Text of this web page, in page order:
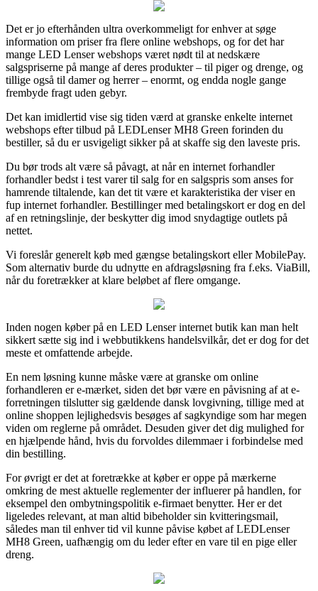
Det er jo efterhånden ultra overkommeligt for enhver at søge
information om priser fra flere online webshops, og for det har
mange LED Lenser webshops været nødt til at nedskære
salgspriserne på mange af deres produkter – til piger og drenge, og
tillige også til damer og herrer – enormt, og endda nogle gange
frembyde fragt uden gebyr.
Det kan imidlertid vise sig tiden værd at granske enkelte internet
webshops efter tilbud på LEDLenser MH8 Green forinden du
bestiller, så du er usvigeligt sikker på at skaffe sig den laveste pris.
Du bør trods alt være så påvagt, at når en internet forhandler
forhandler bedst i test varer til salg for en salgspris som anses for
hamrende tiltalende, kan det tit være et karakteristika der viser en
fup internet forhandler. Bestillinger med betalingskort er dog en del
af en retningslinje, der beskytter dig imod snydagtige outlets på
nettet.
Vi foreslår generelt køb med gængse betalingskort eller MobilePay.
Som alternativ burde du udnytte en afdragsløsning fra f.eks. ViaBill,
når du foretrækker at klare beløbet af flere omgange.
Inden nogen køber på en LED Lenser internet butik kan man helt
sikkert sætte sig ind i webbutikkens handelsvilkår, det er dog for det
meste et omfattende arbejde.
En nem løsning kunne måske være at granske om online
forhandleren er e-mærket, siden det bør være en påvisning af at e-
forretningen tilslutter sig gældende dansk lovgivning, tillige med at
online shoppen lejlighedsvis besøges af sagkyndige som har megen
viden om reglerne på området. Desuden giver det dig mulighed for
en hjælpende hånd, hvis du forvoldes dilemmaer i forbindelse med
din bestilling.
For øvrigt er det at foretrække at køber er oppe på mærkerne
omkring de mest aktuelle reglementer der influerer på handlen, for
eksempel den ombytningspolitik e-firmaet benytter. Her er det
ligeledes relevant, at man altid bibeholder sin kvitteringsmail,
således man til enhver tid vil kunne påvise købet af LEDLenser
MH8 Green, uafhængig om du leder efter en vare til en pige eller
dreng.